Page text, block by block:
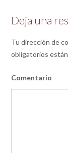
Deja una
Tu dirección de
obligatorios
Comentario